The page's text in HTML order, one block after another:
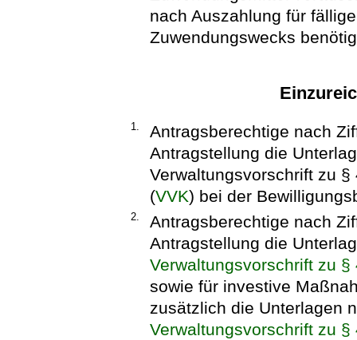
nach Auszahlung für
Zuwendungswecks
1.
Antragsberechtige nach
Antragstellung die
Verwaltungsvorschrift zu
(VVK) bei der
2.
Antragsberechtige nach
Antragstellung die
Verwaltungsvorschrift zu
sowie für investive
zusätzlich die Unterlagen
Verwaltungsvorschrift zu